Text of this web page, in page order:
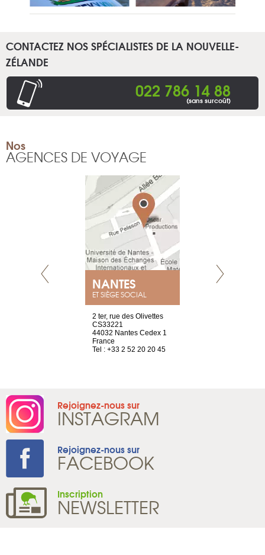
CONTACTEZ NOS SPÉCIALISTES DE LA NOUVELLE-
ZÉLANDE
022 786 14 88
(sans surcoût)
Nos
AGENCES DE VOYAGE
NANTES
ET SIÈGE SOCIAL
2 ter, rue des Olivettes
CS33221
44032 Nantes Cedex 1
France
Tel : +33 2 52 20 20 45
Rejoignez-nous sur
INSTAGRAM
Rejoignez-nous sur
FACEBOOK
Inscription
NEWSLETTER